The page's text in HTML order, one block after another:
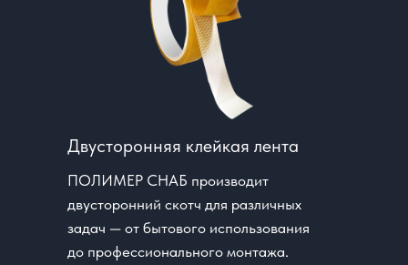
ПОЛИМЕР СНАБ производит
двусторонний скотч для различных
задач — от бытового использования
до профессионального монтажа.
Двусторонняя клейкая лента